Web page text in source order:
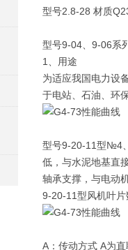
型号2.8-28 材质
型号9-04、9-06系
1、用途
为适应我国电力设
于电站、石油、环
型号9-20-11型№4
低，与水泥地基直
轴承支撑，与电动
9-20-11型风机叶
A：传动方式 A为